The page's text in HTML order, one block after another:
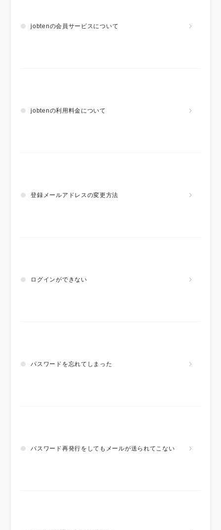
jobtenの会員サービスについて
jobtenの利用料金について
登録メールアドレスの変更方法
ログインができない
パスワードを忘れてしまった
パスワード再発行をしてもメールが送られてこない